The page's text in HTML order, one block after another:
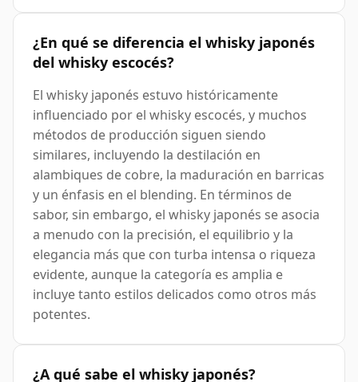
¿En qué se diferencia el whisky japonés
del whisky escocés?
El whisky japonés estuvo históricamente
influenciado por el whisky escocés, y muchos
métodos de producción siguen siendo
similares, incluyendo la destilación en
alambiques de cobre, la maduración en barricas
y un énfasis en el blending. En términos de
sabor, sin embargo, el whisky japonés se asocia
a menudo con la precisión, el equilibrio y la
elegancia más que con turba intensa o riqueza
evidente, aunque la categoría es amplia e
incluye tanto estilos delicados como otros más
potentes.
¿A qué sabe el whisky japonés?